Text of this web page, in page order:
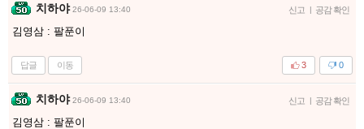
치하야 26-06-09 13:40 신고 | 공감 확인
김영삼 : 팔푼이
답글 이동 0
3
치하야 26-06-09 13:40 신고 | 공감 확인
김영삼 : 팔푼이